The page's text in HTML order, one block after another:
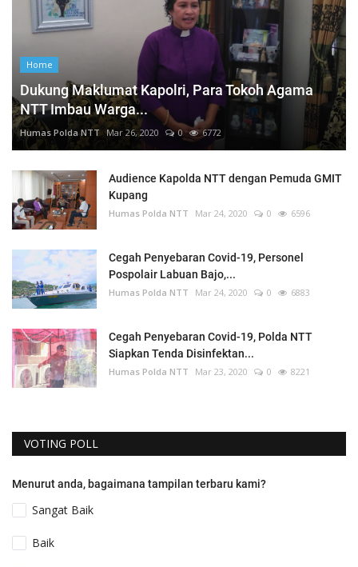
Home
Dukung Maklumat Kapolri, Para Tokoh Agama
NTT Imbau Warga...
Humas Polda NTT Mar 26, 2020 0 6772
Audience Kapolda NTT dengan Pemuda GMIT
Kupang
Humas Polda NTT Mar 24, 2020 0 6596
Cegah Penyebaran Covid-19, Personel
Pospolair Labuan Bajo,...
Humas Polda NTT Mar 24, 2020 0 6883
Cegah Penyebaran Covid-19, Polda NTT
Siapkan Tenda Disinfektan...
Humas Polda NTT Mar 23, 2020 0 8221
VOTING POLL
Menurut anda, bagaimana tampilan terbaru kami?
Sangat Baik
Baik